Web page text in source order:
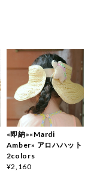
«即納»«Mardi
Amber» アロハハット
2colors
¥2,160